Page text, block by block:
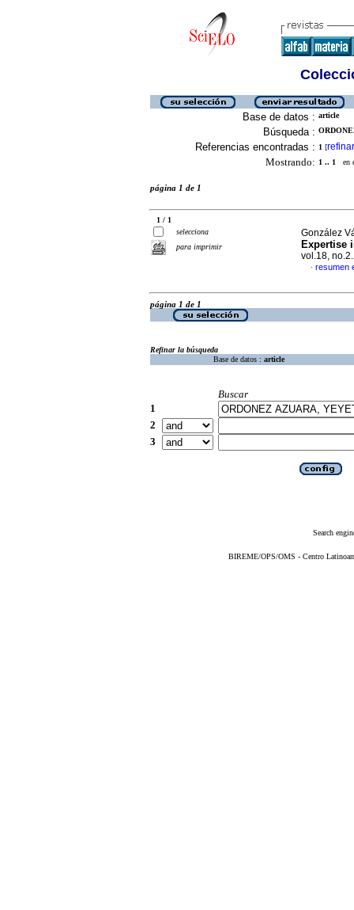
Base de datos : article
Búsqueda :
Referencias encontradas : 1 [refinar
Mostrando: 1 .. 1 en
página 1 de 1
1 / 1
selecciona
para imprimir
González
Expertise
vol.18,
· resumen
página 1 de 1
Refinar la búsqueda
Base de datos : article
Buscar
1
2
3
Search
BIREME/OPS/OMS - Centro